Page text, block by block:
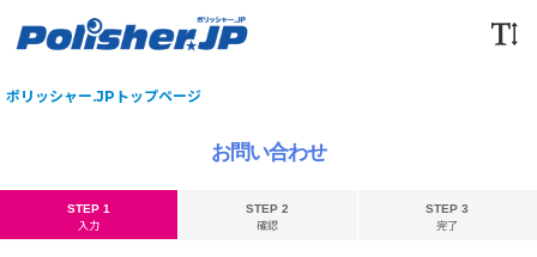
ポリッシャー.JPトップページ
お問い合わせ
STEP 1
入力
STEP 2
確認
STEP 3
完了